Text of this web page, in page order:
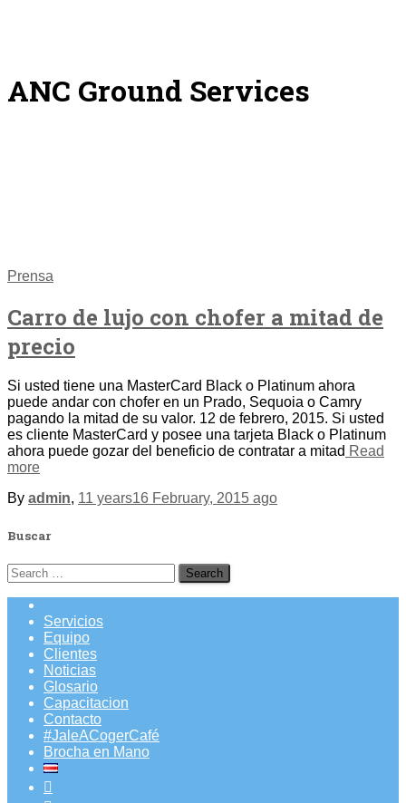
ANC Ground Services
Prensa
Carro de lujo con chofer a mitad de
precio
Si usted tiene una MasterCard Black o Platinum ahora
puede andar con chofer en un Prado, Sequoia o Camry
pagando la mitad de su valor. 12 de febrero, 2015. Si usted
es cliente MasterCard y posee una tarjeta Black o Platinum
ahora puede gozar del beneficio de contratar a mitad Read
more
By admin, 11 years16 February, 2015 ago
Buscar
Search
for:
Servicios
Equipo
Clientes
Noticias
Glosario
Capacitacion
Contacto
#JaleACogerCafé
Brocha en Mano